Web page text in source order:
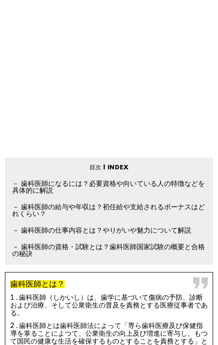
歯科医師になるには？必要資格や向いている人の特徴などを
具体的に解説
歯科医師の給与や年収は？初任給や支給されるボーナスはど
れくらい？
歯科医師の仕事内容とは？やりがいや魅力について解説
歯科医師の資格・試験とは？歯科医師国家試験の概要と合格
の秘訣
歯科医師とは？
歯科医師（しかいし）は、歯学に基づいて傷病の予防、診断
および治療、そして公衆衛生の普及を責務とする医療従事者であ
る。
歯科医師とは歯科医師法によって「専ら歯科医療及び保健指
導を掌ることによつて、公衆衛生の向上及び増進に寄与し、もつ
て国民の健康な生活を確保するものとすることを責務とする」と